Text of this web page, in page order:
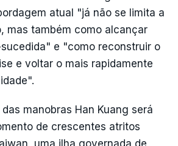
atual "já não se limita a
mas também como alcançar
e "como reconstruir o
e voltar o mais rapidamente
manobras Han Kuang será
de crescentes atritos
uma ilha governada de